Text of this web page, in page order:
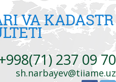
VA KADASTR
237 09 70
sh.narbayev@tiiame.uz